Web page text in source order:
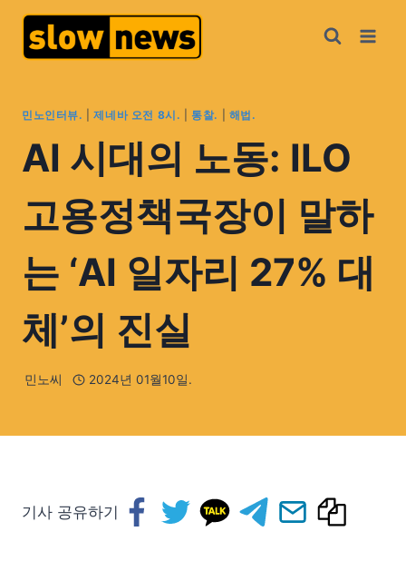
민노인터뷰. |제네바 오전 8시. 통찰. 해법.
AI 시대의 노동: ILO
고용정책국장이 말하
는 ‘AI 일자리 27% 대
체’의 진실
민노씨 2024년 01월10일.
기사 공유하기